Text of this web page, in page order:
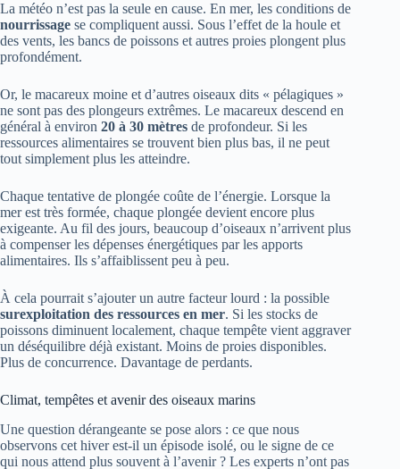
La météo n’est pas la seule en cause. En mer, les conditions de
nourrissage se compliquent aussi. Sous l’effet de la houle et
des vents, les bancs de poissons et autres proies plongent plus
profondément.
Or, le macareux moine et d’autres oiseaux dits « pélagiques »
ne sont pas des plongeurs extrêmes. Le macareux descend en
général à environ 20 à 30 mètres de profondeur. Si les
ressources alimentaires se trouvent bien plus bas, il ne peut
tout simplement plus les atteindre.
Chaque tentative de plongée coûte de l’énergie. Lorsque la
mer est très formée, chaque plongée devient encore plus
exigeante. Au fil des jours, beaucoup d’oiseaux n’arrivent plus
à compenser les dépenses énergétiques par les apports
alimentaires. Ils s’affaiblissent peu à peu.
À cela pourrait s’ajouter un autre facteur lourd : la possible
surexploitation des ressources en mer. Si les stocks de
poissons diminuent localement, chaque tempête vient aggraver
un déséquilibre déjà existant. Moins de proies disponibles.
Plus de concurrence. Davantage de perdants.
Climat, tempêtes et avenir des oiseaux marins
Une question dérangeante se pose alors : ce que nous
observons cet hiver est-il un épisode isolé, ou le signe de ce
qui nous attend plus souvent à l’avenir ? Les experts n’ont pas